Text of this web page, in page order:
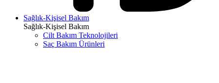
Sağlık-Kişisel Bakım
Sağlık-Kişisel Bakım
Cilt Bakım Teknolojileri
Saç Bakım Ürünleri